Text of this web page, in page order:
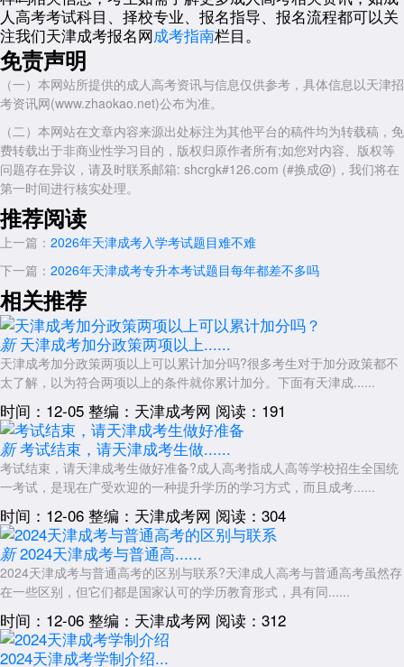
二、题型结构差异体现难度分层
专科题型：
基础题占比高：数学、英语等科目中基础题占比达70%，侧重考查基
础知识和简单应用能力。
选、PPT动画设计，贴近实际应用场景。
本科题型：
理论深度增加：高等数学、政治等科目增加证明题、论述题，要求考
生具备逻辑推理和综合分析能力。
应用能力升级：英语写作要求逻辑连贯度向本科论文入门标准靠拢，
三、考查重点差异反映培养目标
专科考试：
注重基础技能：语文作文完成即可得35-40分，数学计算题侧重基础
公式应用，英语阅读材料贴近专科英语教学水平。
本地化特色：英语阅读材料新增“天津高校校园活动”“滨海新区产业
规划”等话题，计算机实操题加入“职场文档排版”任务。
本科考试：
强调理论应用：政治简答题结合时事热点(如“2026年天津经济政策分
析”)，高等数学解答题考察“用拉格朗日乘数法求极值”等复杂应用。
衔接本科需求：数学新增“简单线性代数应用”，计算机增加“数据库
基础概念”，为考生进入本科阶段学习铺垫能力。
以上就是关于：“2026年天津成考本科考试题型和专科一样吗”的简单
介绍，想了解更多内容，可以持续关注天津成人高考网www.shcrgk.com
展开全文
人高考考试科目、择校专业、报名指导、报名流程都可以关
注我们天津成考报名网成考指南栏目。
免责声明
（一）本网站所提供的成人高考资讯与信息仅供参考，具体信息以天津招
考资讯网(www.zhaokao.net)公布为准。
（二）本网站在文章内容来源出处标注为其他平台的稿件均为转载稿，免
费转载出于非商业性学习目的，版权归原作者所有;如您对内容、版权等
问题存在异议，请及时联系邮箱: shcrgk#126.com (#换成@)，我们将在
第一时间进行核实处理。
推荐阅读
上一篇： 2026年天津成考入学考试题目难不难
下一篇： 2026年天津成考专升本考试题目每年都差不多吗
相关推荐
新 天津成考加分政策两项以上......
天津成考加分政策两项以上可以累计加分吗?很多考生对于加分政策都不
太了解，以为符合两项以上的条件就你累计加分。下面有天津成......
时间：12-05 整编：天津成考网 阅读：191
新 考试结束，请天津成考生做......
考试结束，请天津成考生做好准备?成人高考指成人高等学校招生全国统
一考试，是现在广受欢迎的一种提升学历的学习方式，而且成考......
时间：12-06 整编：天津成考网 阅读：304
新 2024天津成考与普通高......
2024天津成考与普通高考的区别与联系?天津成人高考与普通高考虽然存
在一些区别，但它们都是国家认可的学历教育形式，具有同......
时间：12-06 整编：天津成考网 阅读：312
2024天津成考学制介绍...